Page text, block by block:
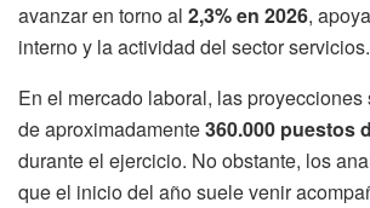
avanzar en torno al 2,3% en 2026,
interno y la actividad del sector servicios.
En el mercado laboral, las
de aproximadamente360.000 puestos
durante el ejercicio. No obstante, los
que el inicio del año suele venir